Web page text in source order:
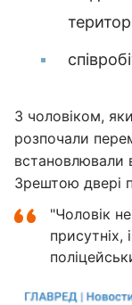
З чоловіком,
розпочали
встановлювали
Зрештою двері
"Чоловік
присутніх,